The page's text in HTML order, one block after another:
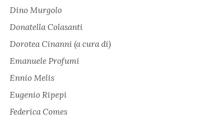
Dino Murgolo
Donatella Colasanti
Dorotea Cinanni (a cura di)
Emanuele Profumi
Ennio Melis
Eugenio Ripepi
Federica Comes